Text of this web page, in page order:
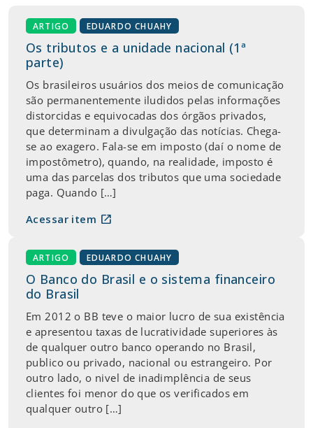
ARTIGO EDUARDO CHUAHY
Os tributos e a unidade nacional (1ª
parte)
Os brasileiros usuários dos meios de comunicação
são permanentemente iludidos pelas informações
distorcidas e equivocadas dos órgãos privados,
que determinam a divulgação das notícias. Chega-
se ao exagero. Fala-se em imposto (daí o nome de
impostômetro), quando, na realidade, imposto é
uma das parcelas dos tributos que uma sociedade
paga. Quando […]
Acessar item open_in_new
ARTIGO EDUARDO CHUAHY
O Banco do Brasil e o sistema financeiro
do Brasil
Em 2012 o BB teve o maior lucro de sua existência
e apresentou taxas de lucratividade superiores às
de qualquer outro banco operando no Brasil,
publico ou privado, nacional ou estrangeiro. Por
outro lado, o nivel de inadimplência de seus
clientes foi menor do que os verificados em
qualquer outro […]